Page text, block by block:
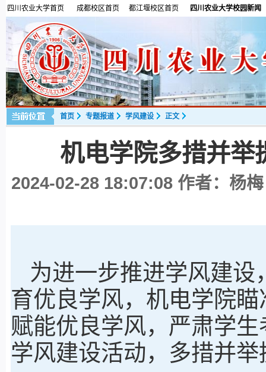
四川农业大学首页 成都校区首页 都江堰校区首页 四川农业大学校园新闻
首页 专题报道 学风建设 正文
机电学院多措并举
2024-02-28 18:07:08 作者：杨
为进一步推进学风建
育优良学风，机电学院瞄
赋能优良学风，严肃学
学风建设活动，多措并